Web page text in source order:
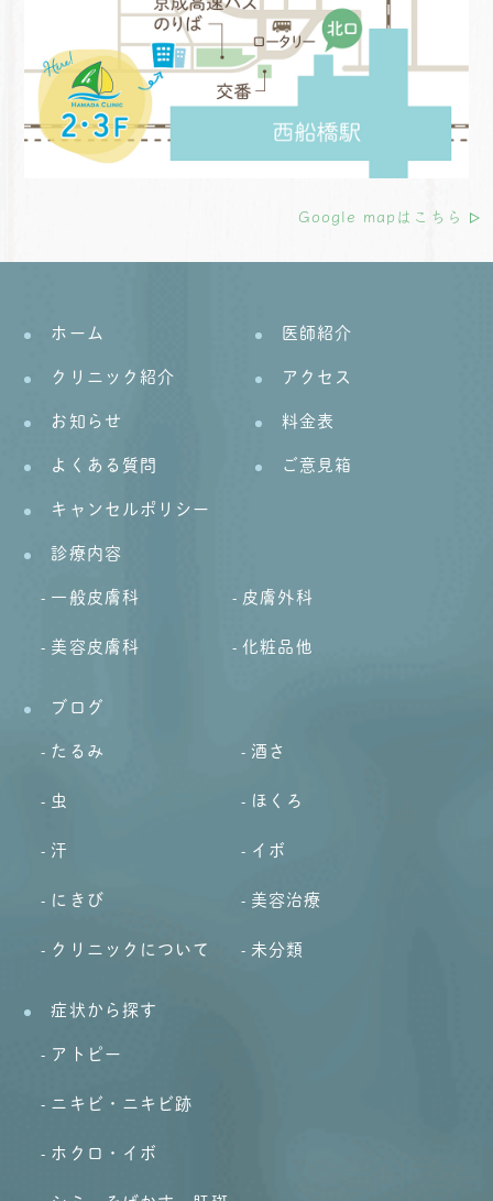
Google mapはこちら
ホーム 医師紹介
クリニック紹介 アクセス
お知らせ 料金表
よくある質問 ご意見箱
キャンセルポリシー
診療内容
一般皮膚科 皮膚外科
美容皮膚科 化粧品他
ブログ
たるみ 酒さ
虫 ほくろ
汗 イボ
にきび 美容治療
クリニックについて 未分類
症状から探す
アトピー
ニキビ・ニキビ跡
ホクロ・イボ